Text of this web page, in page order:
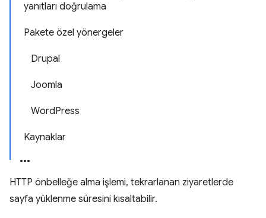
yanıtları doğrulama
Pakete özel yönergeler
Drupal
Joomla
WordPress
Kaynaklar
HTTP önbelleğe alma işlemi, tekrarlanan ziyaretlerde
sayfa yüklenme süresini kısaltabilir.